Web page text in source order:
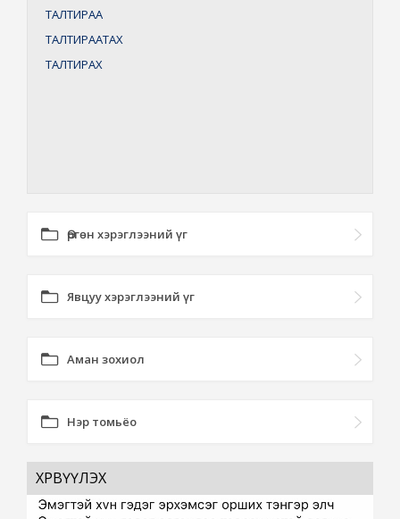
ТАЛТИРАА
ТАЛТИРААТАХ
ТАЛТИРАХ
Өргөн хэрэглээний үг
Явцуу хэрэглээний үг
Аман зохиол
Нэр томьёо
ХӨРВҮҮЛЭХ